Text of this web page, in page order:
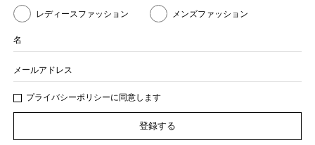
レディースファッション メンズファッション
名
メールアドレス
プライバシーポリシーに同意します
登録する